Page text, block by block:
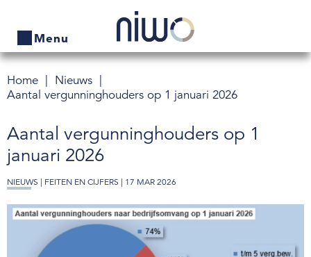
Menu
Home
Bedrijven zoeken
Actueel
Thema's
Contact
Home
Nieuws
Aantal vergunninghouders op 1 januari 2026
Aantal vergunninghouders op 1
januari 2026
NIEUWS | FEITEN EN CIJFERS | 17 MAR 2026